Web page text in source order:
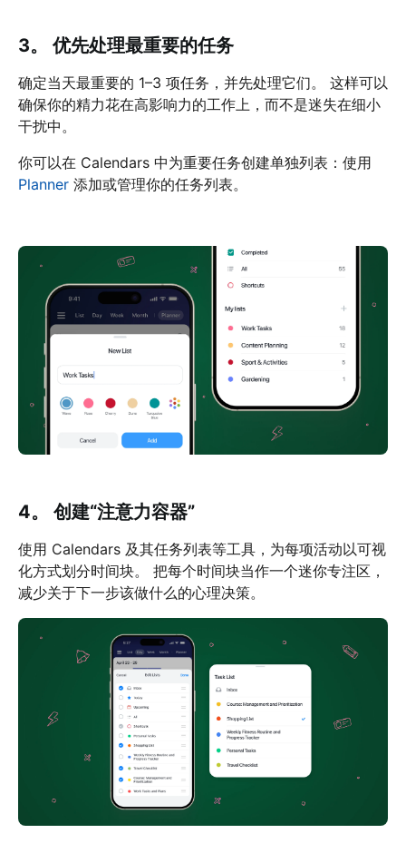
3。 优先处理最重要的任务
确定当天最重要的 1–3 项任务，并先处理它们。 这样可以
确保你的精力花在高影响力的工作上，而不是迷失在细小
干扰中。
你可以在 Calendars 中为重要任务创建单独列表：使用
Planner 添加或管理你的任务列表。
4。 创建“注意力容器”
使用 Calendars 及其任务列表等工具，为每项活动以可视
化方式划分时间块。 把每个时间块当作一个迷你专注区，
减少关于下一步该做什么的心理决策。